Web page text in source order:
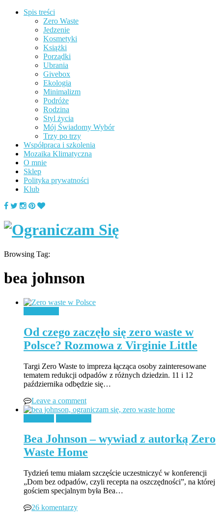
Spis treści
Zero Waste
Jedzenie
Kosmetyki
Książki
Porządki
Ubrania
Givebox
Ekologia
Minimalizm
Podróże
Rodzina
Styl życia
Mój Świadomy Wybór
Trzy po trzy
Współpraca i szkolenia
Mozaika Klimatyczna
O mnie
Sklep
Polityka prywatności
Klub
Browsing Tag:
bea johnson
Od czego zaczęło się zero waste w
Polsce? Rozmowa z Virginie Little
Targi Zero Waste to impreza łącząca osoby zainteresowane
tematem redukcji odpadów z różnych dziedzin. 11 i 12
października odbędzie się…
Leave a comment
Bea Johnson – wywiad z autorką Zero
Waste Home
Tydzień temu miałam szczęście uczestniczyć w konferencji
„Dom bez odpadów, czyli recepta na oszczędności”, na której
gościem specjalnym była Bea…
26 komentarzy